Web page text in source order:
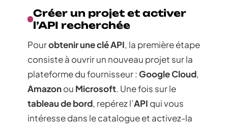
Créer un projet et activer
l’API recherchée
Pourobtenir une clé API, la première étape
consiste à ouvrir un nouveau projet sur la
plateforme du fournisseur : Google Cloud,
Amazonou Microsoft. Une fois sur le
tableau de bord, repérez l’API qui vous
intéresse dans le catalogue et activez-la